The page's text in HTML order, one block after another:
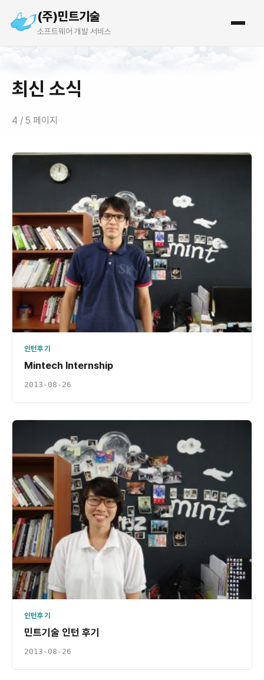
(주)민트기술
소프트웨어 개발 서비스
최신 소식
4 / 5 페이지
인턴후기
Mintech Internship
2013-08-26
인턴후기
민트기술 인턴 후기
2013-08-26